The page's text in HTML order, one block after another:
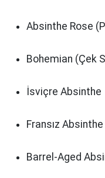
Absinthe Rose
Bohemian (Çek
İsviçre Absinthe
Fransız Absinthe
Barrel-Aged